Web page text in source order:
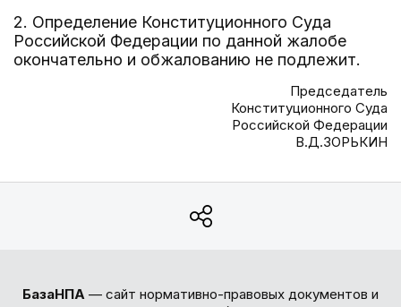
2. Определение Конституционного Суда
Российской Федерации по данной жалобе
окончательно и обжалованию не подлежит.
Председатель
Конституционного Суда
Российской Федерации
В.Д.ЗОРЬКИН
БазаНПА — сайт нормативно-правовых документов и